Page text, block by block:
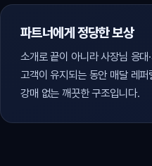
파트너에게 정당한 보상
소개로 끝이 아니라 사장님 응대
고객이 유지되는 동안 매달 레
강매 없는 깨끗한 구조입니다.